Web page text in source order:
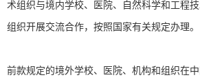
术组织与境内学校、医院、自然科学和工程
组织开展交流合作，按照国家有关规定办理。
前款规定的境外学校、医院、机构和组织在